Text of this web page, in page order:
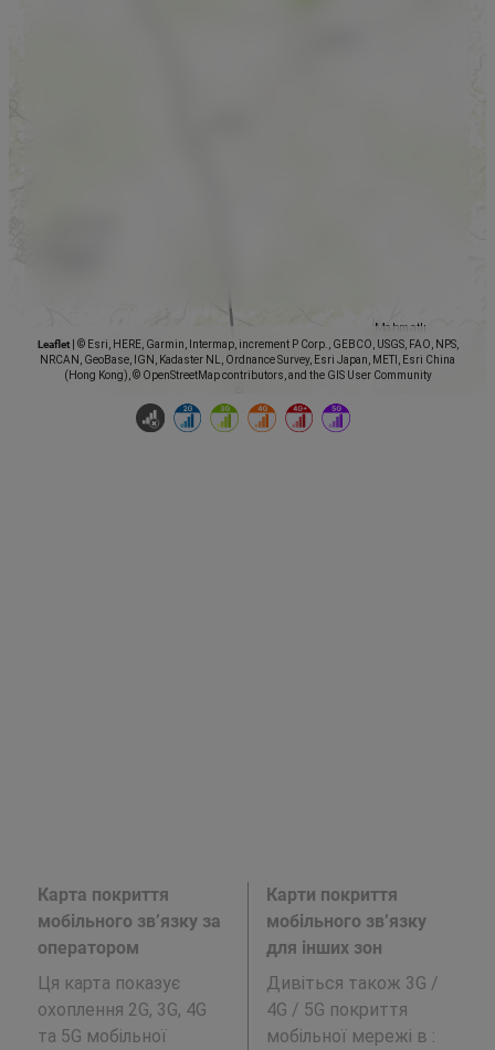
Leaflet
© Esri, HERE, Garmin, Intermap, increment P Corp., GEBCO, USGS, FAO, NPS,
NRCAN, GeoBase, IGN, Kadaster NL, Ordnance Survey, Esri Japan, METI, Esri China
(Hong Kong), © OpenStreetMap contributors, and the GIS User Community
Карта покриття
мобільного зв’язку за
оператором
Ця карта показує
охоплення 2G, 3G, 4G
та 5G мобільної
Карти покриття
мобільного зв’язку
для інших зон
Дивіться також 3G /
4G / 5G покриття
мобільної мережі в :